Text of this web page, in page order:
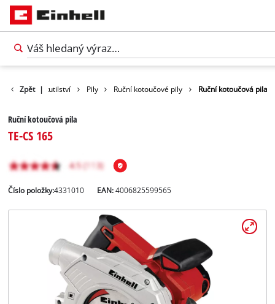
Zpět |
Domácí kutilství Pily Ruční kotoučové pily Ruční kotoučová pila
Ruční kotoučová pila
TE-CS 165
Číslo položky:4331010 EAN:4006825599565